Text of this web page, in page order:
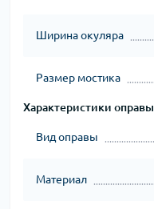
Ширина окуляра
Размер мостика
Характеристики оправы
Вид оправы
Материал